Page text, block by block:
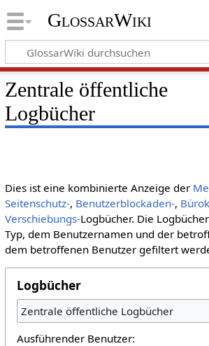
GlossarWiki
Zentrale öffentliche
Logbücher
Dies ist eine kombinierte Anzeige der
Seitenschutz-, Benutzerblockaden-,
Verschiebungs-Logbücher. Die
Typ, dem Benutzernamen und der
dem betroffenen Benutzer gefiltert
Logbücher
Zentrale öffentliche Logbücher
Ausführender Benutzer: